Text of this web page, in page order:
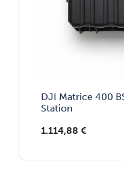
DJI Matrice 400
Station
1.114,88 €